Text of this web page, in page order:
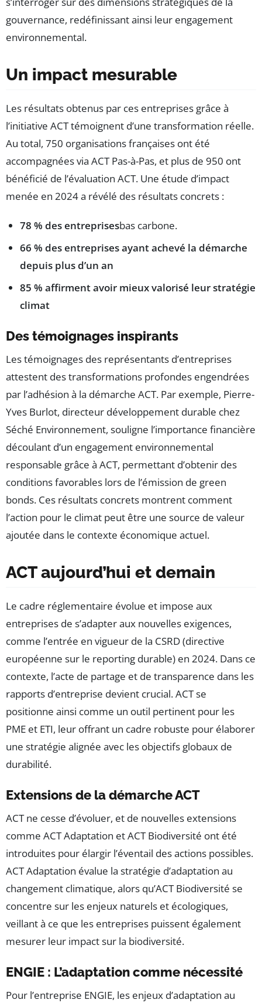
gouvernance, redéfinissant ainsi leur engagement
environnemental.
Un impact mesurable
Les résultats obtenus par ces entreprises grâce à
l’initiative ACT témoignent d’une transformation réelle.
Au total, 750 organisations françaises ont été
accompagnées via ACT Pas-à-Pas, et plus de 950 ont
bénéficié de l’évaluation ACT. Une étude d’impact
menée en 2024 a révélé des résultats concrets :
78 % des entreprisesbas carbone.
66 % des entreprises ayant achevé la démarche
depuis plus d’un an
85 % affirment avoir mieux valorisé leur stratégie
climat
Des témoignages inspirants
Les témoignages des représentants d’entreprises
attestent des transformations profondes engendrées
par l’adhésion à la démarche ACT. Par exemple, Pierre-
Yves Burlot, directeur développement durable chez
Séché Environnement, souligne l’importance financière
découlant d’un engagement environnemental
responsable grâce à ACT, permettant d’obtenir des
conditions favorables lors de l’émission de green
bonds. Ces résultats concrets montrent comment
l’action pour le climat peut être une source de valeur
ajoutée dans le contexte économique actuel.
ACT aujourd’hui et demain
Le cadre réglementaire évolue et impose aux
entreprises de s’adapter aux nouvelles exigences,
comme l’entrée en vigueur de la CSRD (directive
européenne sur le reporting durable) en 2024. Dans ce
contexte, l’acte de partage et de transparence dans les
rapports d’entreprise devient crucial. ACT se
positionne ainsi comme un outil pertinent pour les
PME et ETI, leur offrant un cadre robuste pour élaborer
une stratégie alignée avec les objectifs globaux de
durabilité.
Extensions de la démarche ACT
ACT ne cesse d’évoluer, et de nouvelles extensions
comme ACT Adaptation et ACT Biodiversité ont été
introduites pour élargir l’éventail des actions possibles.
ACT Adaptation évalue la stratégie d’adaptation au
changement climatique, alors qu’ACT Biodiversité se
concentre sur les enjeux naturels et écologiques,
veillant à ce que les entreprises puissent également
mesurer leur impact sur la biodiversité.
ENGIE : L’adaptation comme nécessité
Pour l’entreprise ENGIE, les enjeux d’adaptation au